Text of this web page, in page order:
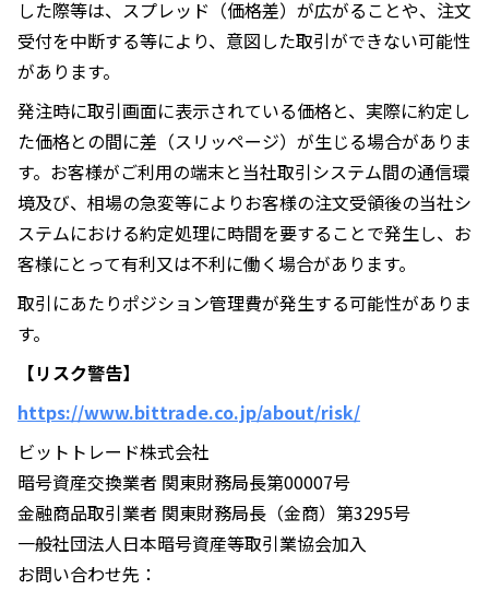
した際等は、スプレッド（価格差）が広がることや、注文
受付を中断する等により、意図した取引ができない可能性
があります。
発注時に取引画面に表示されている価格と、実際に約定し
た価格との間に差（スリッページ）が生じる場合がありま
す。お客様がご利用の端末と当社取引システム間の通信環
境及び、相場の急変等によりお客様の注文受領後の当社シ
ステムにおける約定処理に時間を要することで発生し、お
客様にとって有利又は不利に働く場合があります。
取引にあたりポジション管理費が発生する可能性がありま
す。
【リスク警告】
https://www.bittrade.co.jp/about/risk/
ビットトレード株式会社
暗号資産交換業者 関東財務局長第00007号
金融商品取引業者 関東財務局長（金商）第3295号
一般社団法人日本暗号資産等取引業協会加入
お問い合わせ先：